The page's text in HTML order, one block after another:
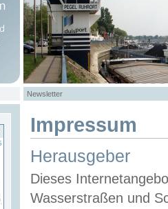
Newsletter
Impressum
Herausgeber
Dieses
Wasserstraßen und